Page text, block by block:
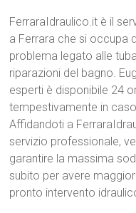
FerraraIdraulico.it è il
a Ferrara che si occupa
problema legato alle
riparazioni del bagno.
esperti è disponibile 24
tempestivamente in
Affidandoti a
servizio professionale,
garantire la massima
subito per avere
pronto intervento